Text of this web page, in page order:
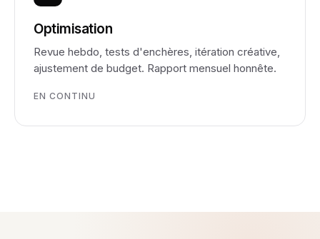
Optimisation
Revue hebdo, tests d'enchères, itération créative,
ajustement de budget. Rapport mensuel honnête.
EN CONTINU